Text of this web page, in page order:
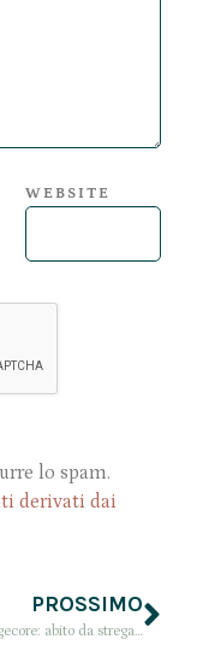
WEBSITE
lo spam.
derivati dai
PROSSIMO
Dark Cottagecore: abito da strega… per tutti i giorni